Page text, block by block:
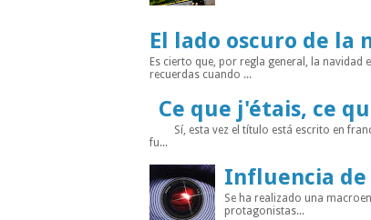
El lado oscuro de la
Es cierto que, por regla general, la
recuerdas cuando ...
Ce que j'étais, ce
Sí, esta vez el título está escrito en
fu...
Influencia de
Se ha realizado una
protagonistas...